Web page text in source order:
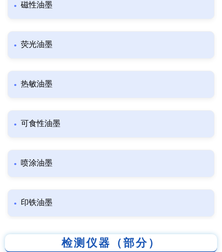
磁性油墨
荧光油墨
热敏油墨
可食性油墨
喷涂油墨
印铁油墨
检测仪器（部分）